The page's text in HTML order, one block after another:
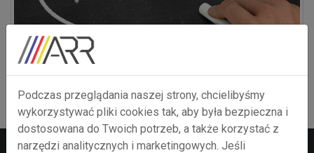
Podczas przeglądania naszej strony, chcielibyśmy
wykorzystywać pliki cookies tak, aby była bezpieczna i
dostosowana do Twoich potrzeb, a także korzystać z
narzędzi analitycznych i marketingowych. Jeśli